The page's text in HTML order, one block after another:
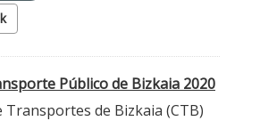
Público de Bizkaia 2020
Transportes de Bizkaia (CTB)